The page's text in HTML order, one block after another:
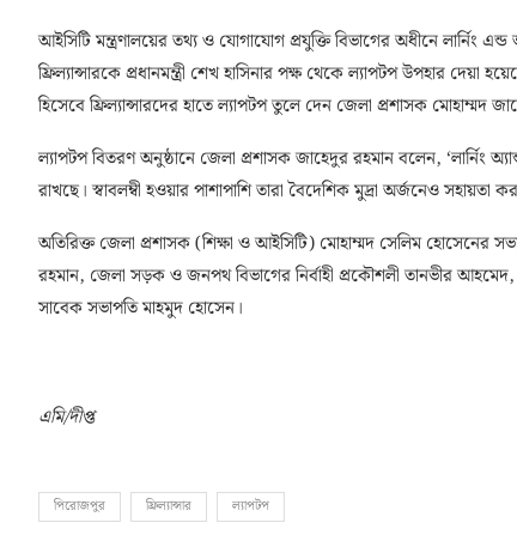
আইসিটি মন্ত্রণালয়ের তথ্য ও যোগাযোগ প্রযুক্তি বিভাগের অধীনে লার্নিং
ফ্রিল্যান্সারকে প্রধানমন্ত্রী শেখ হাসিনার পক্ষ থেকে ল্যাপটপ উপহার
হিসেবে ফ্রিল্যান্সারদের হাতে ল্যাপটপ তুলে দেন জেলা প্রশাসক মোহাম্মদ
ল্যাপটপ বিতরণ অনুষ্ঠানে জেলা প্রশাসক জাহেদুর রহমান বলেন, ‘লার্নিং
রাখছে। স্বাবলম্বী হওয়ার পাশাপাশি তারা বৈদেশিক মুদ্রা অর্জনেও
অতিরিক্ত জেলা প্রশাসক (শিক্ষা ও আইসিটি) মোহাম্মদ সেলিম হোসেনের
রহমান, জেলা সড়ক ও জনপথ বিভাগের নির্বাহী প্রকৌশলী তানভীর
সাবেক সভাপতি মাহমুদ হোসেন।
এমি/দীপ্ত
পিরোজপুর ফ্রিল্যান্সার ল্যাপটপ